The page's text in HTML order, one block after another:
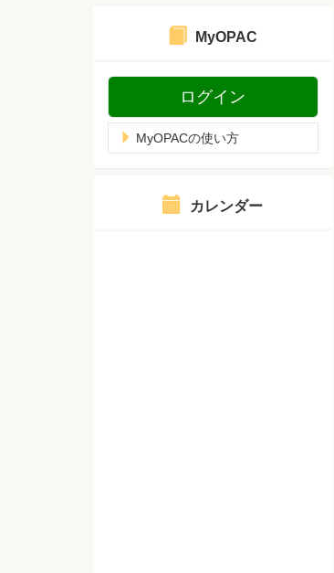
MyOPAC
ログイン
MyOPACの使い方
カレンダー